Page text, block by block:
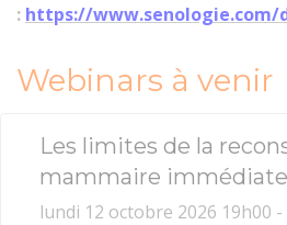
: https://www.senologie.com/
Webinars à venir
Les limites de la
mammaire
lundi 12 octobre 2026 19h00 -